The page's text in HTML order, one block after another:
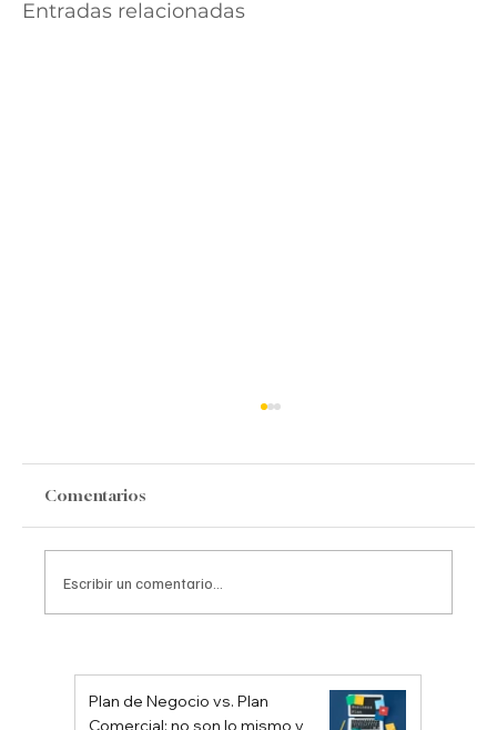
Entradas relacionadas
Fe ciega
Comentarios
Escribir un comentario...
Plan de Negocio vs. Plan
Comercial: no son lo mismo y